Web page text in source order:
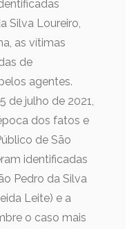
Silva Loureiro,
as vítimas
de
agentes.
de julho de 2021,
dos fatos e
de São
identificadas
Pedro da Silva
Leite) e a
o caso mais